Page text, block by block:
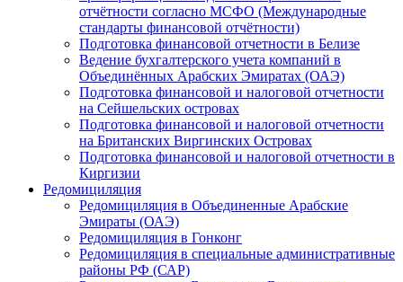
отчётности согласно МСФО (Международные
стандарты финансовой отчётности)
Подготовка финансовой отчетности в Белизе
Ведение бухгалтерского учета компаний в
Объединённых Арабских Эмиратах (ОАЭ)
Подготовка финансовой и налоговой отчетности
на Сейшельских островах
Подготовка финансовой и налоговой отчетности
на Британских Виргинских Островах
Подготовка финансовой и налоговой отчетности в
Киргизии
Редомициляция
Редомициляция в Объединенные Арабские
Эмираты (ОАЭ)
Редомициляция в Гонконг
Редомициляция в специальные административные
районы РФ (САР)